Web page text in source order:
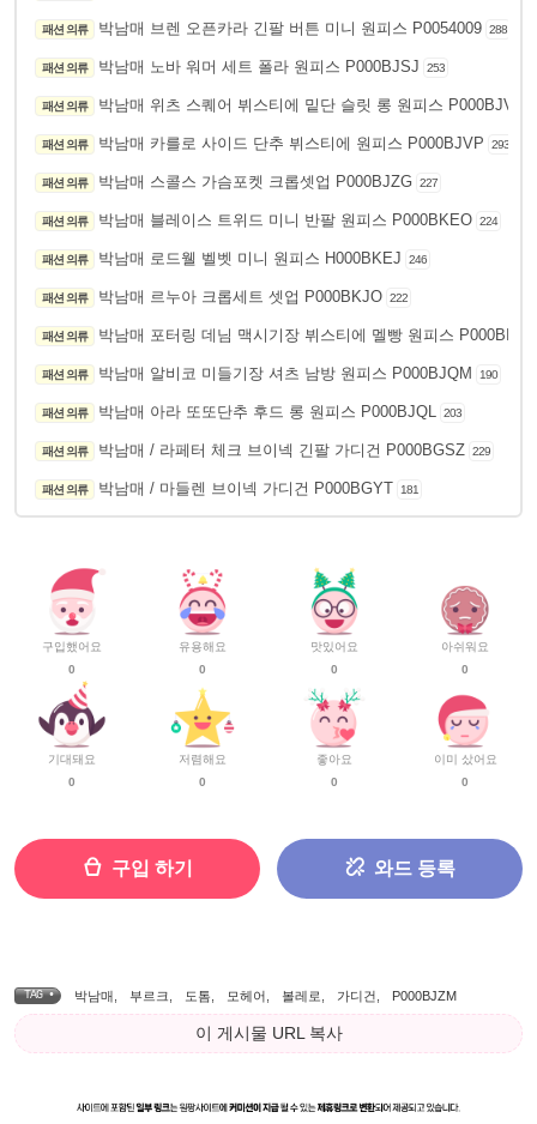
패션 의류 박남매 브렌 오픈카라 긴팔 버튼 미니 원피스 P0054009 288
패션 의류 박남매 노바 워머 세트 폴라 원피스 P000BJSJ 253
패션 의류 박남매 위츠 스퀘어 뷔스티에 밑단 슬릿 롱 원피스 P000BJVQ
패션 의류 박남매 카를로 사이드 단추 뷔스티에 원피스 P000BJVP 293
패션 의류 박남매 스콜스 가슴포켓 크롭셋업 P000BJZG 227
패션 의류 박남매 블레이스 트위드 미니 반팔 원피스 P000BKEO 224
패션 의류 박남매 로드웰 벨벳 미니 원피스 H000BKEJ 246
패션 의류 박남매 르누아 크롭세트 셋업 P000BKJO 222
패션 의류 박남매 포터링 데님 맥시기장 뷔스티에 멜빵 원피스 P000BIVD
패션 의류 박남매 알비코 미들기장 셔츠 남방 원피스 P000BJQM 190
패션 의류 박남매 아라 또또단추 후드 롱 원피스 P000BJQL 203
패션 의류 박남매 / 라페터 체크 브이넥 긴팔 가디건 P000BGSZ 229
패션 의류 박남매 / 마들렌 브이넥 가디건 P000BGYT 181
구입했어요
0
기대돼요
0
유용해요
0
저렴해요
0
맛있어요
0
좋아요
0
아쉬워요
0
이미 샀어요
0
구입 하기 와드 등록
TAG • 박남매 부르크 도톰 모헤어 볼레로 가디건 P000BJZM
이 게시물 URL 복사